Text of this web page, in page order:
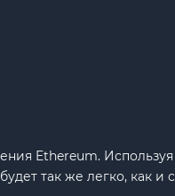
Ethereum.
так же легко, как и